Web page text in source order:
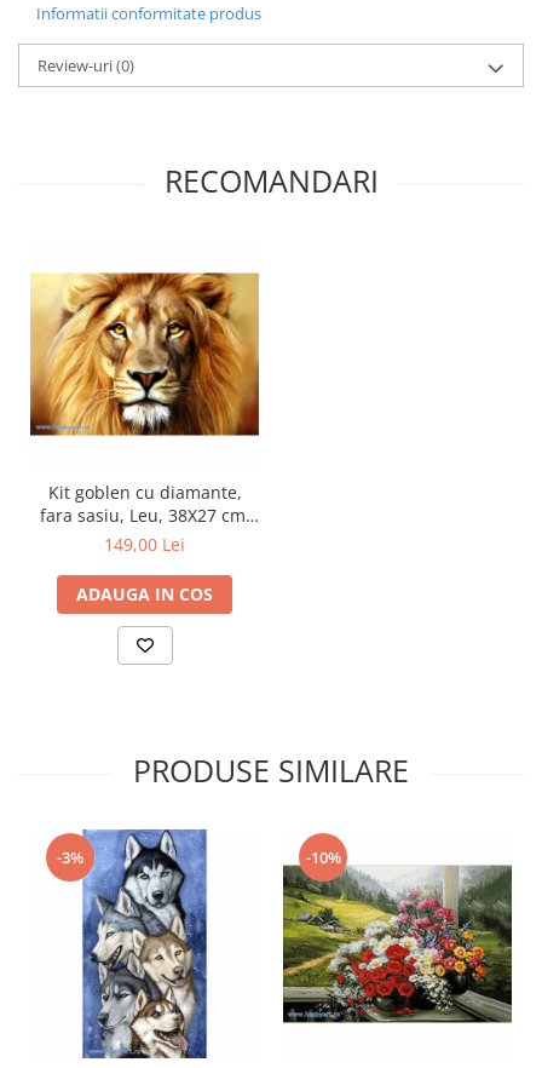
Informatii conformitate produs
Review-uri(0)
RECOMANDARI
Kit goblen cu diamante,
fara sasiu, Leu, 38X27 cm,
diamante patrate, 15 culori,
149,00 Lei
ADAUGA IN COS
PRODUSE SIMILARE
-3% -10%